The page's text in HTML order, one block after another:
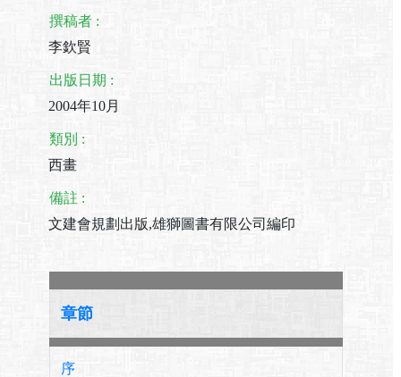
撰稿者 :
李欽賢
出版日期 :
2004年10月
類別 :
西畫
備註 :
文建會規劃出版,雄獅圖書有限公司編印
章節
序